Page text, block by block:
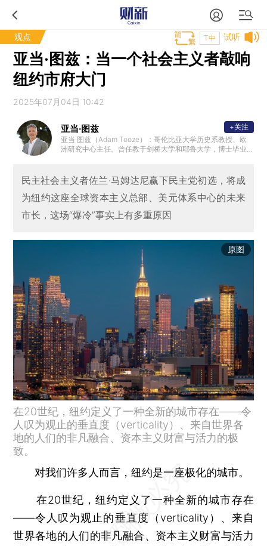
观点 试听
T中
亚当·图兹：当一个社会主义者敲响
纽约市府大门
2025年07月04日 10:42
亚当·图兹
亚当·图兹（Adam Tooze）：哥伦比亚大学历史系教授、欧
洲研究中心主任。曾任教于剑桥大学和耶鲁大学，博士毕业
第一次世界大战与全球秩序的重建》《毁灭的代价：纳粹经
济的形成与崩溃》《崩盘：全球金融危机如何重塑世界》。2
019年，图兹入选《外交政策》杂志“全球百大思想家”。
+关注
民主社会主义者佐兰·马姆达尼赢下民主党初选，将成
为纽约这座全球资本主义总部、美元体系中心的未来
市长，这场“爆冷”事实上有多重原因
原图
在20世纪，纽约定义了一种全新的城市存在——令
人叹为观止的垂直度（verticality）、来自世界各
地的人们的非凡融合、资本主义财富与活力的极
致。
对我们许多人而言，纽约是一座极化的城市。
在20世纪，纽约定义了一种全新的城市存在
——令人叹为观止的垂直度（verticality）、来自
世界各地的人们的非凡融合、资本主义财富与活力